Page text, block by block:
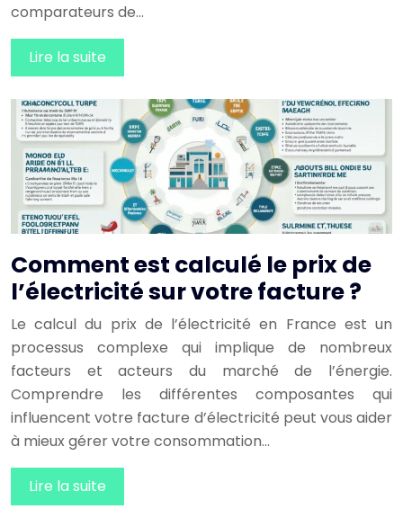
comparateurs de…
Lire la suite
Comment est calculé le prix de
l’électricité sur votre facture ?
Le calcul du prix de l’électricité en France est un
processus complexe qui implique de nombreux
facteurs et acteurs du marché de l’énergie.
Comprendre les différentes composantes qui
influencent votre facture d’électricité peut vous aider
à mieux gérer votre consommation…
Lire la suite